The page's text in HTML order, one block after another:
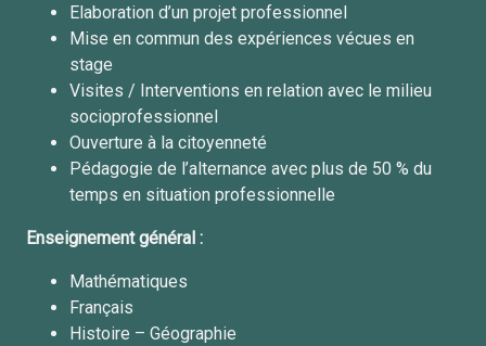
Elaboration d’un projet professionnel
Mise en commun des expériences vécues en
stage
Visites / Interventions en relation avec le milieu
socioprofessionnel
Ouverture à la citoyenneté
Pédagogie de l’alternance avec plus de 50 % du
temps en situation professionnelle
Enseignement général :
Mathématiques
Français
Histoire – Géographie